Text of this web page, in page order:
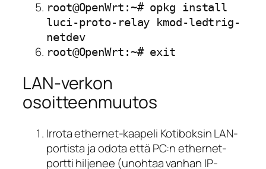
root@OpenWrt:~# opkg install
luci-proto-relay kmod-ledtrig-
netdev
root@OpenWrt:~# exit
LAN-verkon
osoitteenmuutos
Irrota ethernet-kaapeli Kotiboksin LAN-
portista ja odota että PC:n ethernet-
portti hiljenee (unohtaa vanhan IP-